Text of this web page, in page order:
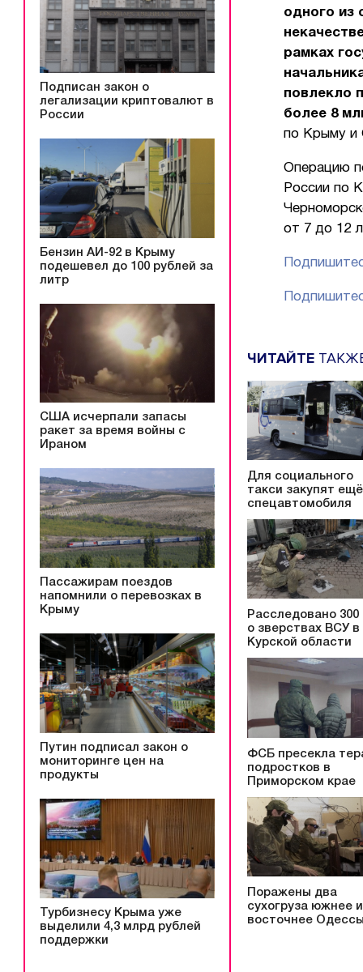
Подписан закон о
легализации криптовалют в
России
Бензин АИ-92 в Крыму
подешевел до 100 рублей за
литр
США исчерпали запасы
ракет за время войны с
Ираном
Пассажирам поездов
напомнили о перевозках в
Крыму
Путин подписал закон о
мониторинге цен на
продукты
Турбизнесу Крыма уже
выделили 4,3 млрд рублей
поддержки
одного из
рамках
повлекло
более 8
по Крыму и
Операцию
России по
от 7 до 12
ЧИТАЙТЕ
Для социального
такси закупят
спецавтомобиля
Расследовано 300
о зверствах ВСУ в
Курской области
ФСБ пресекла
подростков в
Приморском крае
Поражены два
сухогруза южнее и
восточнее Одессы